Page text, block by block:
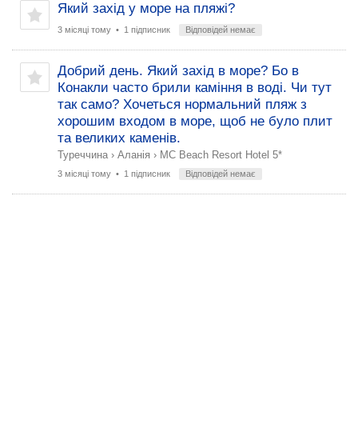
Який захід у море на пляжі?
3 місяці тому • 1 підписник Відповідей немає
Добрий день. Який захід в море? Бо в
Конакли часто брили каміння в воді. Чи тут
так само? Хочеться нормальний пляж з
хорошим входом в море, щоб не було плит
та великих каменів.
Туреччина › Аланія › MC Beach Resort Hotel 5*
3 місяці тому • 1 підписник Відповідей немає